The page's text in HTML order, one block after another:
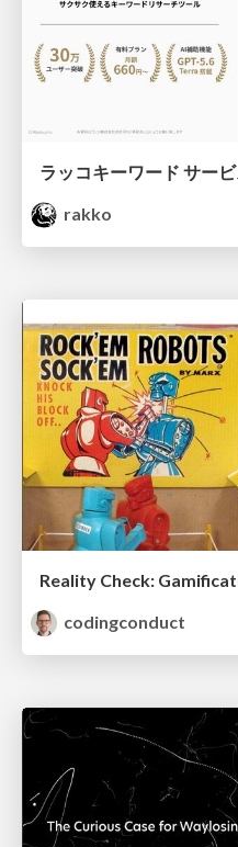
ラッコキーワード サー
rakko
Reality Check:
codingconduct